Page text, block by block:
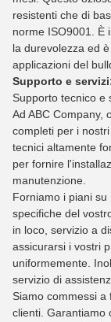
resistenti che di
norme ISO9001. È
la durevolezza ed
applicazioni del
Supporto e
Supporto tecnico e
Ad ABC Company,
completi per i
tecnici altamente
per fornire
manutenzione.
Forniamo i piani
specifiche del
in loco, servizio a
assicurarsi i vostri
uniformemente.
servizio di
Siamo commessi
clienti. Garantiamo